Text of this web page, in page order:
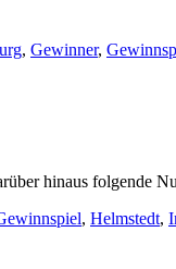
, Gewinner,
hinaus folgende
, Helmstedt,